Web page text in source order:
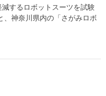
するロボットスーツを試験
神奈川県内の「さがみロボ